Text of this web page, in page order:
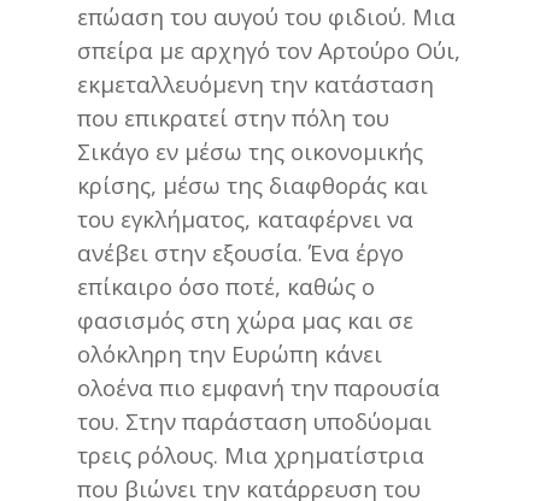
επώαση του αυγού του φιδιού. Μια
σπείρα με αρχηγό τον Αρτούρο Ούι,
εκμεταλλευόμενη την κατάσταση
που επικρατεί στην πόλη του
Σικάγο εν μέσω της οικονομικής
κρίσης, μέσω της διαφθοράς και
του εγκλήματος, καταφέρνει να
ανέβει στην εξουσία. Ένα έργο
επίκαιρο όσο ποτέ, καθώς ο
φασισμός στη χώρα μας και σε
ολόκληρη την Ευρώπη κάνει
ολοένα πιο εμφανή την παρουσία
του. Στην παράσταση υποδύομαι
τρεις ρόλους. Μια χρηματίστρια
που βιώνει την κατάρρευση του